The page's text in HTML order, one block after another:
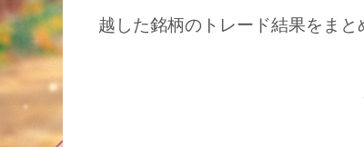
越した銘柄のトレード結果をまと